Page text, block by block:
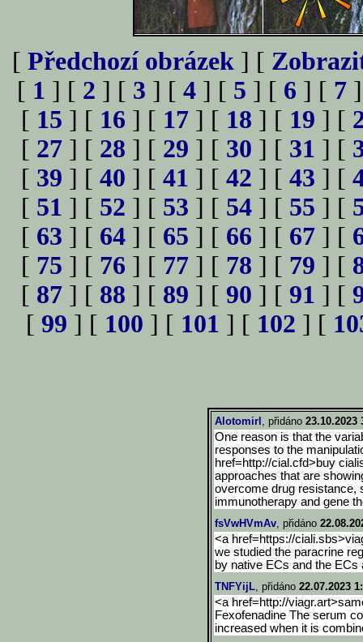
[ Předchozí obrázek ] [
[ 1 ] [ 2 ] [ 3 ] [ 4 ] [ 5 ] [ 6 ] [ 7
[ 15 ] [ 16 ] [ 17 ] [ 18 ] [ 19 ] [
[ 27 ] [ 28 ] [ 29 ] [ 30 ] [ 31 ] [
[ 39 ] [ 40 ] [ 41 ] [ 42 ] [ 43 ] [
[ 51 ] [ 52 ] [ 53 ] [ 54 ] [ 55 ] [
[ 63 ] [ 64 ] [ 65 ] [ 66 ] [ 67 ] [
[ 75 ] [ 76 ] [ 77 ] [ 78 ] [ 79 ] [
[ 87 ] [ 88 ] [ 89 ] [ 90 ] [ 91 ] [
[ 99 ] [ 100 ] [ 101 ] [ 102 ] [
Alotomirl , přidáno 23.10.2023
One reason is that the
responses to the
href=http://cial.cfd>buy
approaches that are
overcome drug resistance,
immunotherapy and gene
fsVwHVmAv, přidáno
<a href=https://
we studied the paracrine
by native ECs and the ECs
TNFYijL, přidáno 22.07.2023
<a href=http://
Fexofenadine The serum
increased when it is